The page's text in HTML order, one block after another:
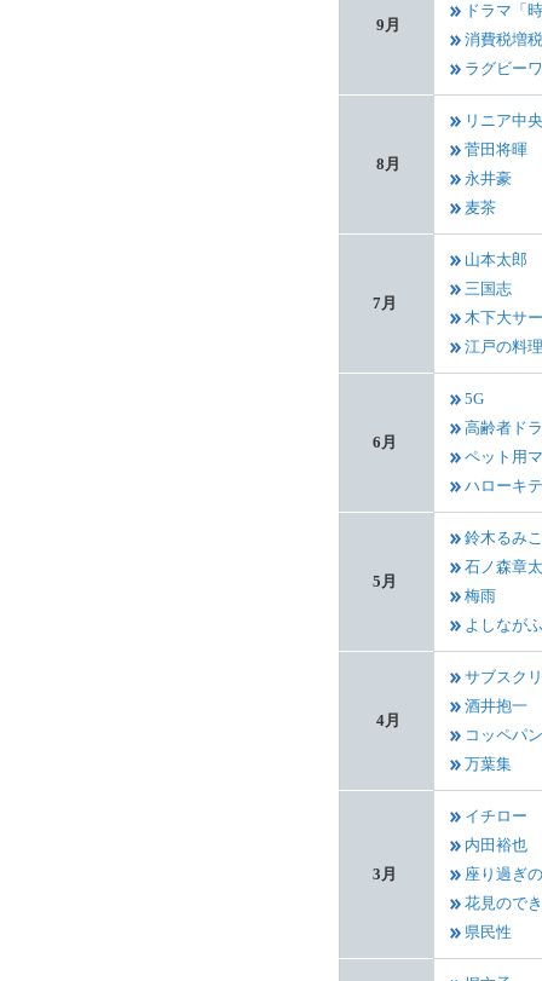
9月
ドラマ「
消費税増税
ラグビー
8月
リニア中
菅田将暉
永井豪
麦茶
7月
山本太郎
三国志
木下大サ
江戸の料理
6月
5G
高齢者ド
ペット用
ハローキ
5月
鈴木るみこ
石ノ森章
梅雨
よしなが
4月
サブスク
酒井抱一
コッペパン
万葉集
3月
イチロー
内田裕也
座り過ぎ
花見ので
県民性